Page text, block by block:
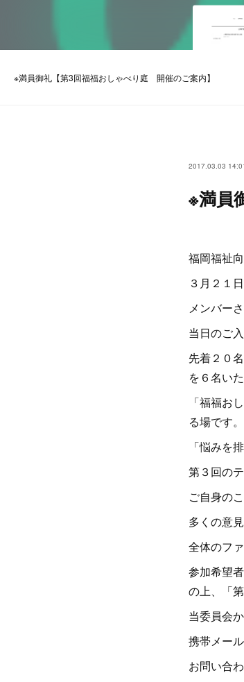
※満員御礼【第3回福福おしゃべり庭 開催のご案内】
2017.03.03
※満員
福岡福祉
３月２１
メンバー
当日のご
先着２０
を６名い
「福福お
る場です。
「悩みを
第３回の
ご自身の
多くの意
全体のフ
参加希望
の上、「
当委員会
携帯メー
お問い合